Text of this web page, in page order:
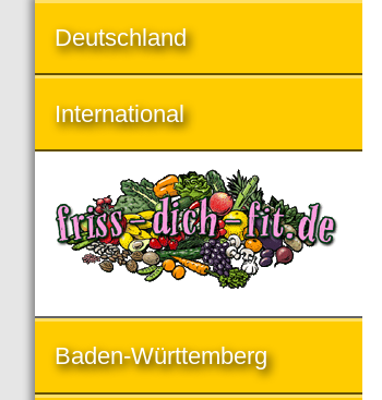
Deutschland
International
Baden-Württemberg